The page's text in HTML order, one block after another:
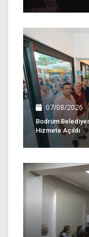
07/08/2026
Bodrum
Hizmete Açıldı